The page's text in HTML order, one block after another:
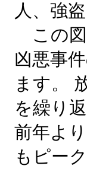
人、強
この図
凶悪事
ます。
を繰り
前年よ
もピー